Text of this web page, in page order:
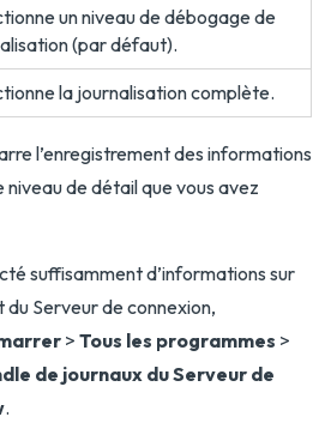
un niveau de débogage de
(par défaut).
la journalisation complète.
l’enregistrement des informations
niveau de détail que vous avez
suffisamment d’informations sur
Serveur de connexion,
> Tous les programmes >
de journaux du Serveur de
.